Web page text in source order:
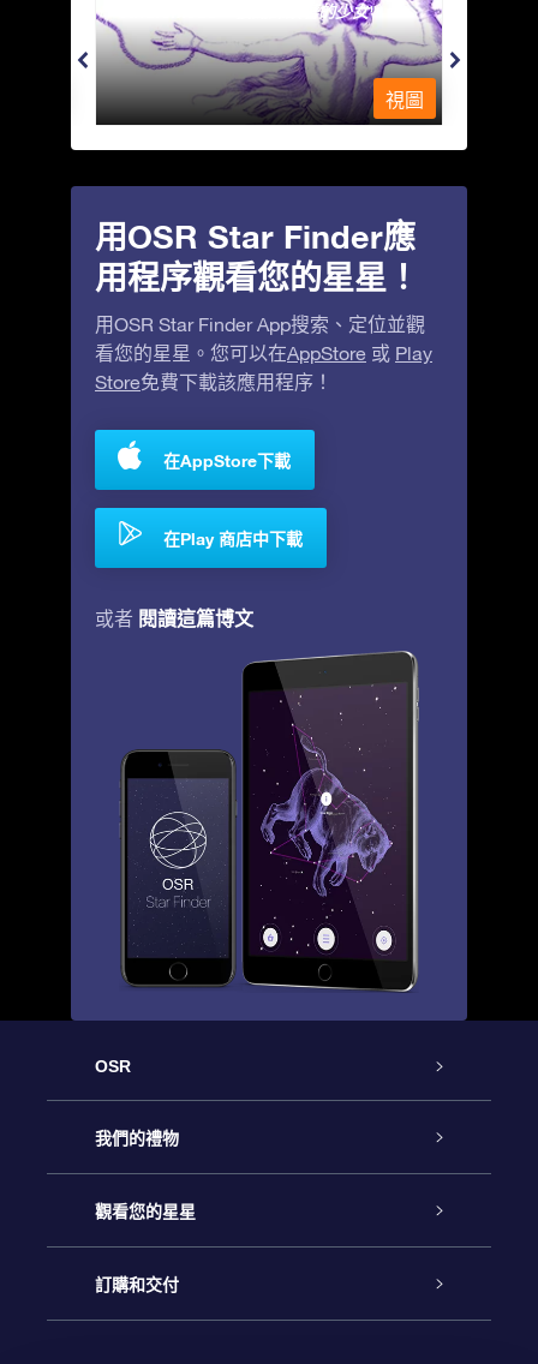
Andromeda - 被鐵鍊鎖著的少女
視圖
用OSR Star Finder應
用程序觀看您的星星！
用OSR Star Finder App搜索、定位並觀
看您的星星。您可以在AppStore 或 Play
Store免費下載該應用程序！
在AppStore下載
在Play 商店中下載
或者 閱讀這篇博文
OSR
客戶服務
聯繫我們
博客
我們的禮物
Online Star禮物
OSR禮物包
觀看您的星星
星星注册
訂購和交付